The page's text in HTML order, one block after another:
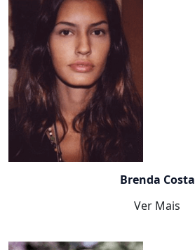
Brenda Costa
Ver Mais